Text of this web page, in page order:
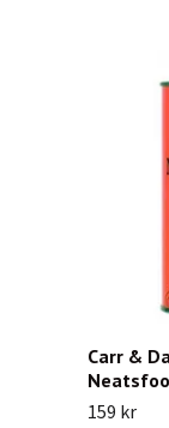
Carr &
159 kr